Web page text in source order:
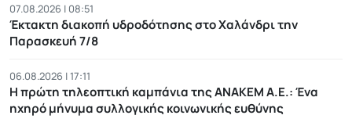
07.08.2026 | 08:51
Έκτακτη διακοπή υδροδότησης στο Χαλάνδρι την
Παρασκευή 7/8
06.08.2026 | 17:11
Η πρώτη τηλεοπτική καμπάνια της ΑΝΑΚΕΜ Α.Ε.: Ένα
ηχηρό μήνυμα συλλογικής κοινωνικής ευθύνης